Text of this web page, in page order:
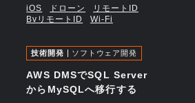
iOS ドローン
リモートID
BvリモートID
Wi-Fi
技術開発 ソフトウェア開発
AWS DMSでSQL Server
からMySQLへ移行する